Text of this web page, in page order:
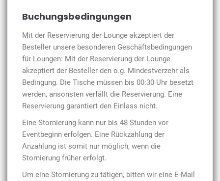
Buchungsbedingungen
Mit der Reservierung der Lounge akzeptiert der
Besteller unsere besonderen Geschäftsbedingungen
für Loungen: Mit der Reservierung der Lounge
akzeptiert der Besteller den o.g. Mindestverzehr als
Bedingung. Die Tische müssen bis 00:30 Uhr besetzt
werden, ansonsten verfällt die Reservierung. Eine
Reservierung garantiert den Einlass nicht.
Eine Stornierung kann nur bis 48 Stunden vor
Eventbeginn erfolgen. Eine Rückzahlung der
Anzahlung ist somit nur möglich, wenn die
Stornierung früher erfolgt.
Um eine Stornierung zu tätigen, bitten wir eine E-Mail